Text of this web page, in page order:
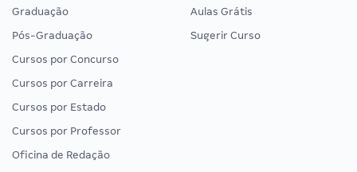
Graduação
Pós-Graduação
Cursos por Concurso
Cursos por Carreira
Cursos por Estado
Cursos por Professor
Oficina de Redação
Aulas Grátis
Sugerir Curso